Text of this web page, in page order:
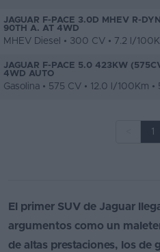
JAGUAR F-PACE 3.0D MHEV R-
90TH A. AT 4WD
MHEV Diesel • 300 CV • 7.2 l/
JAGUAR F-PACE 5.0 423KW
4WD AUTO
Gasolina • 575 CV • 12.0 l/100Km •
1
El primer SUV de Jaguar
argumentos como un
de altas prestaciones, los de